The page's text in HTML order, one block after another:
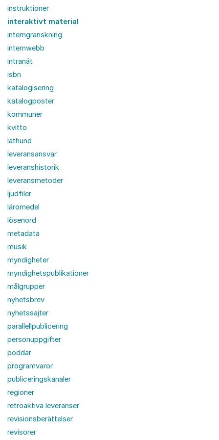
instruktioner
interaktivt material
interngranskning
internwebb
intranät
isbn
katalogisering
katalogposter
kommuner
kvitto
lathund
leveransansvar
leveranshistorik
leveransmetoder
ljudfiler
läromedel
lösenord
metadata
musik
myndigheter
myndighetspublikationer
målgrupper
nyhetsbrev
nyhetssajter
parallellpublicering
personuppgifter
poddar
programvaror
publiceringskanaler
regioner
retroaktiva leveranser
revisionsberättelser
revisorer